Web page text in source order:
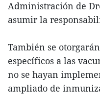
Administración de
asumir la
También se
específicos a las
no se hayan
ampliado de